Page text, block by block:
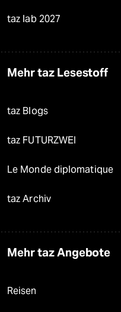
taz lab 2027
Mehr taz Lesestoff
taz Blogs
taz FUTURZWEI
Le Monde diplomatique
taz Archiv
Mehr taz Angebote
Reisen